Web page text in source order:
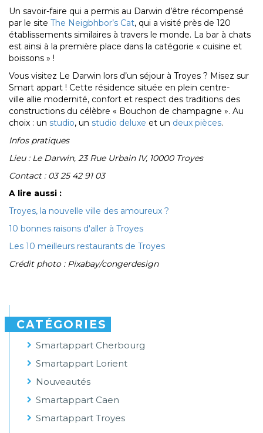
Un savoir-faire qui a permis au Darwin d’être récompensé
par le site The Neigbhbor’s Cat, qui a visité près de 120
établissements similaires à travers le monde. La bar à chats
est ainsi à la première place dans la catégorie « cuisine et
boissons » !
Vous visitez Le Darwin lors d’un séjour à Troyes ? Misez sur
Smart appart ! Cette résidence située en plein centre-
ville allie modernité, confort et respect des traditions des
constructions du célèbre « Bouchon de champagne ». Au
choix : un studio, un studio deluxe et un deux pièces.
Infos pratiques
Lieu : Le Darwin, 23 Rue Urbain IV, 10000 Troyes
Contact : 03 25 42 91 03
A lire aussi :
Troyes, la nouvelle ville des amoureux ?
10 bonnes raisons d'aller à Troyes
Les 10 meilleurs restaurants de Troyes
Crédit photo : Pixabay/congerdesign
CATÉGORIES
Smartappart Cherbourg
Smartappart Lorient
Nouveautés
Smartappart Caen
Smartappart Troyes